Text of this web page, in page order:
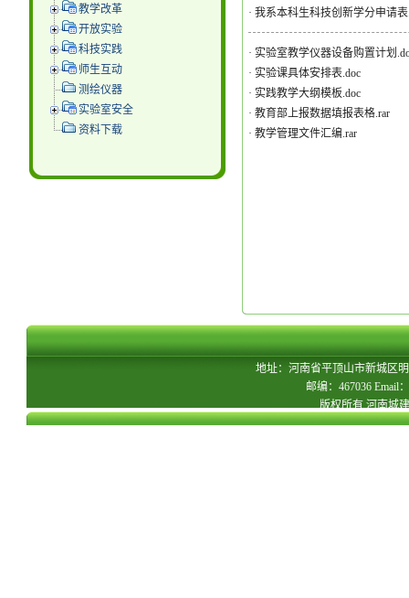
教学改革
开放实验
科技实践
师生互动
测绘仪器
实验室安全
资料下载
· 我系本科生科技创新学分申请表
· 实验室教学仪器设备购置计划
· 实验课具体安排表.doc
· 实践教学大纲模板.doc
· 教育部上报数据填报表格.rar
· 教学管理文件汇编.rar
地址：河南省平顶山市新城区
邮编：467036 Email
版权所有 河南城